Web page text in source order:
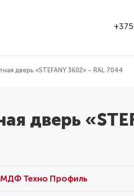
дверь «STEFANY 3602» – RAL 7044
дверь
МДФ Техно Профиль